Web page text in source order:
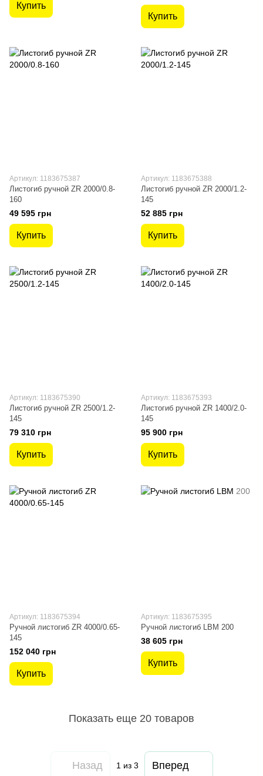
Купить
Купить
Артикул: 1183675387
Листогиб ручной ZR 2000/0.8-
160
49 595 грн
Купить
Артикул: 1183675388
Листогиб ручной ZR 2000/1.2-
145
52 885 грн
Купить
Артикул: 1183675390
Листогиб ручной ZR 2500/1.2-
145
79 310 грн
Купить
Артикул: 1183675393
Листогиб ручной ZR 1400/2.0-
145
95 900 грн
Купить
Артикул: 1183675394
Ручной листогиб ZR 4000/0.65-
145
152 040 грн
Купить
Артикул: 1183675395
Ручной листогиб LBM 200
38 605 грн
Купить
Показать еще 20 товаров
Назад 1 из 3 Вперед